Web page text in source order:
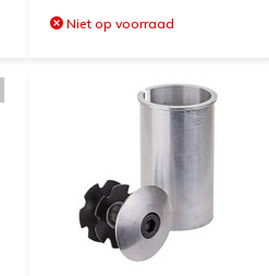
Niet op voorraad